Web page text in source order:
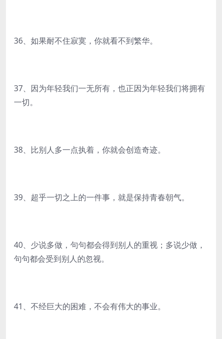
36、如果耐不住寂寞，你就看不到繁华。
37、因为年轻我们一无所有，也正因为年轻我们将拥有
一切。
38、比别人多一点执着，你就会创造奇迹。
39、超乎一切之上的一件事，就是保持青春朝气。
40、少说多做，句句都会得到别人的重视；多说少做，
句句都会受到别人的忽视。
41、不经巨大的困难，不会有伟大的事业。